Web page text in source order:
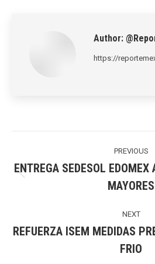
Author:
https://
PREVIOUS
post:
ENTREGA SEDESOL EDOMEX
MAYORES
NEXT
post:
REFUERZA ISEM MEDIDAS
FRIO